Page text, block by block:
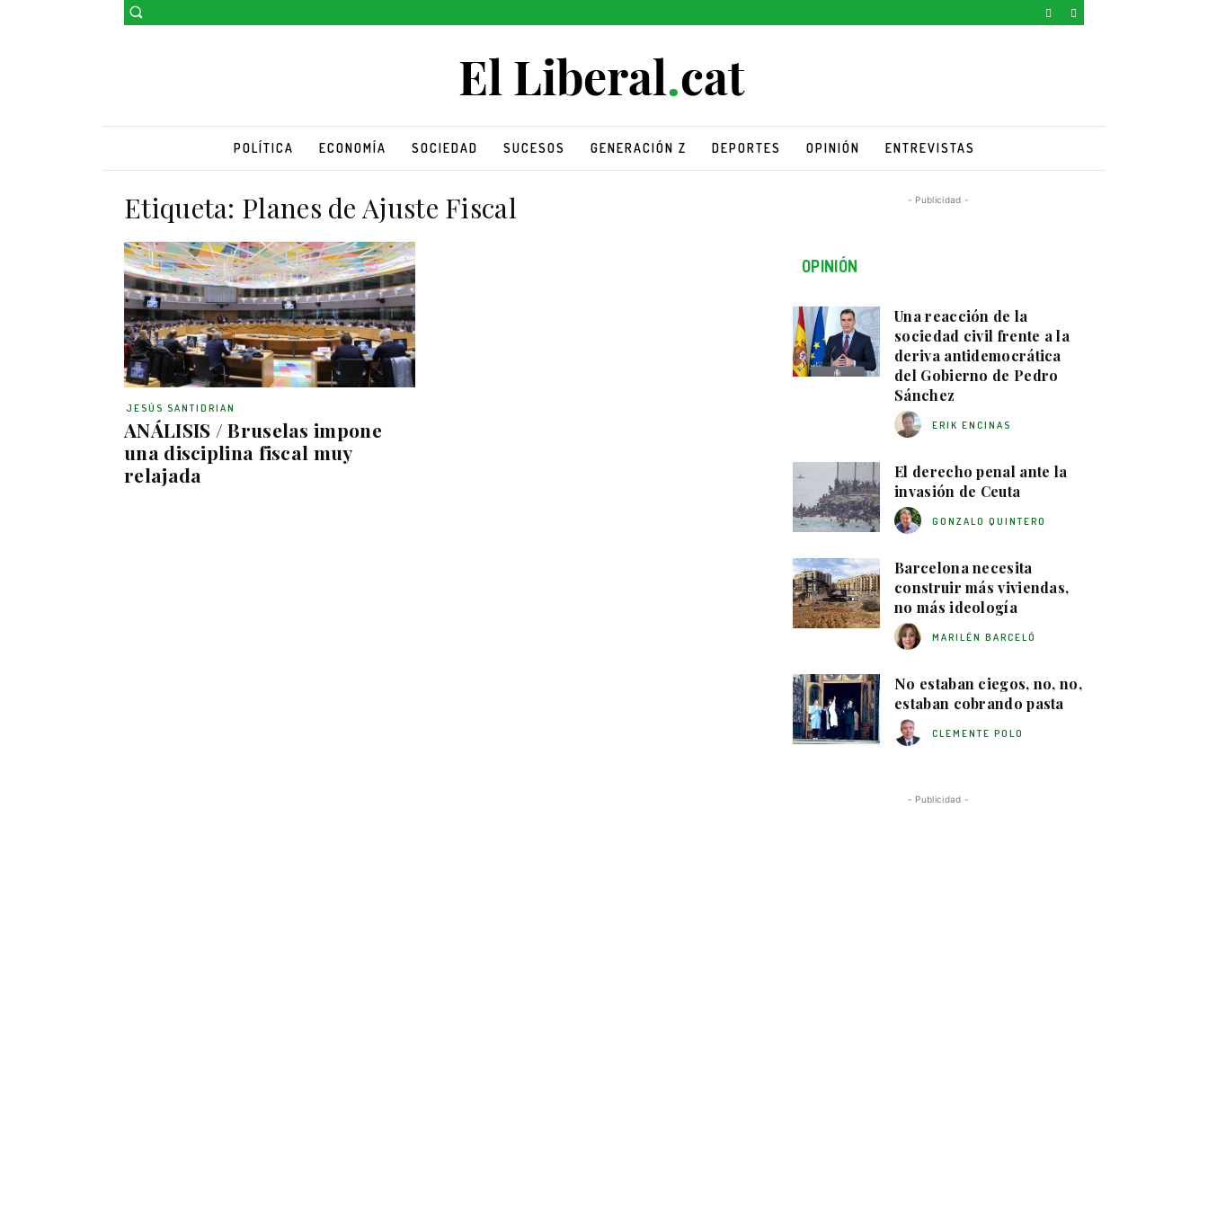
POLÍTICA ECONOMÍA SOCIEDAD SUCESOS GENERACIÓN Z DEPORTES OPINIÓN ENTREVISTAS
Etiqueta: Planes de Ajuste Fiscal
ANÁLISIS / Bruselas impone
una disciplina fiscal muy
relajada
JESÚS SANTIDRIAN
- Publicidad -
OPINIÓN
Una reacción de la
sociedad civil frente a la
deriva antidemocrática
del Gobierno de Pedro
Sánchez
ERIK ENCINAS
El derecho penal ante la
invasión de Ceuta
GONZALO QUINTERO
Barcelona necesita
construir más viviendas,
no más ideología
MARILÉN BARCELÓ
No estaban ciegos, no, no,
estaban cobrando pasta
CLEMENTE POLO
- Publicidad -